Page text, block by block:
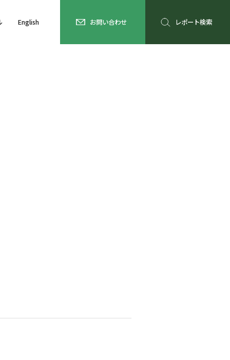
English お問い合わせ レポート検索